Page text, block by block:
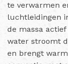
te verwarmen
luchtleidingen
de massa
water stroomt
en brengt